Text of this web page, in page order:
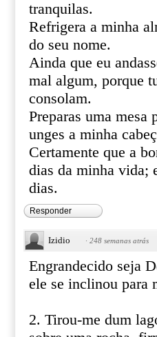
tranquilas.
Refrigera a minha
do seu nome.
Ainda que eu
mal algum, porque
consolam.
Preparas uma mesa
unges a minha
Certamente que a
dias da minha vida;
dias.
Responder
Izidio · 248 semanas atrás
Engrandecido seja
ele se inclinou para
2. Tirou-me dum